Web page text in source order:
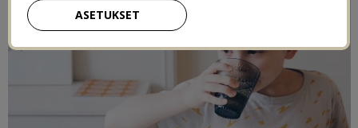
ASETUKSET